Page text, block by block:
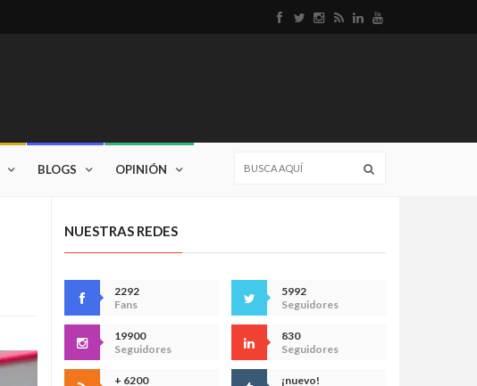
BLOGS OPINIÓN
NUESTRAS REDES
2292
Fans
5992
Seguidores
19900
Seguidores
830
Seguidores
+ 6200
¡nuevo!